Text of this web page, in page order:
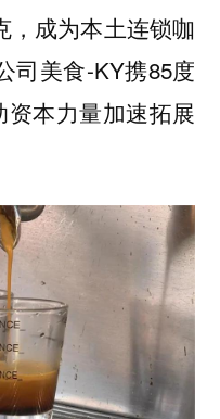
，成为本土连锁咖
司美食-KY携85度
本力量加速拓展